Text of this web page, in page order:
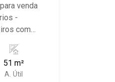
venda
-
51 m²
A. Útil